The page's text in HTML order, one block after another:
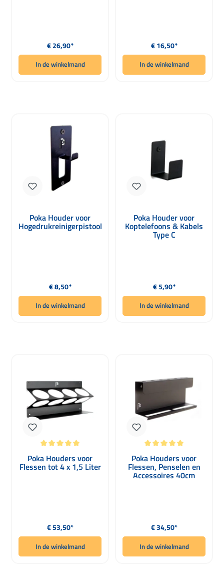
Normale prijs:
€ 26,90*
In de winkelmand
Normale prijs:
€ 16,50*
In de winkelmand
Poka Houder voor
Hogedrukreinigerpistool
Normale prijs:
€ 8,50*
In de winkelmand
Poka Houder voor
Koptelefoons & Kabels
Type C
Normale prijs:
€ 5,90*
In de winkelmand
Gemiddelde waardering van 5 van 5 sterren
Poka Houders voor
Flessen tot 4 x 1,5 Liter
Normale prijs:
€ 53,50*
In de winkelmand
Gemiddelde waardering van 5 van
Poka Houders voor
Flessen, Penselen en
Accessoires 40cm
Normale prijs:
€ 34,50*
In de winkelmand